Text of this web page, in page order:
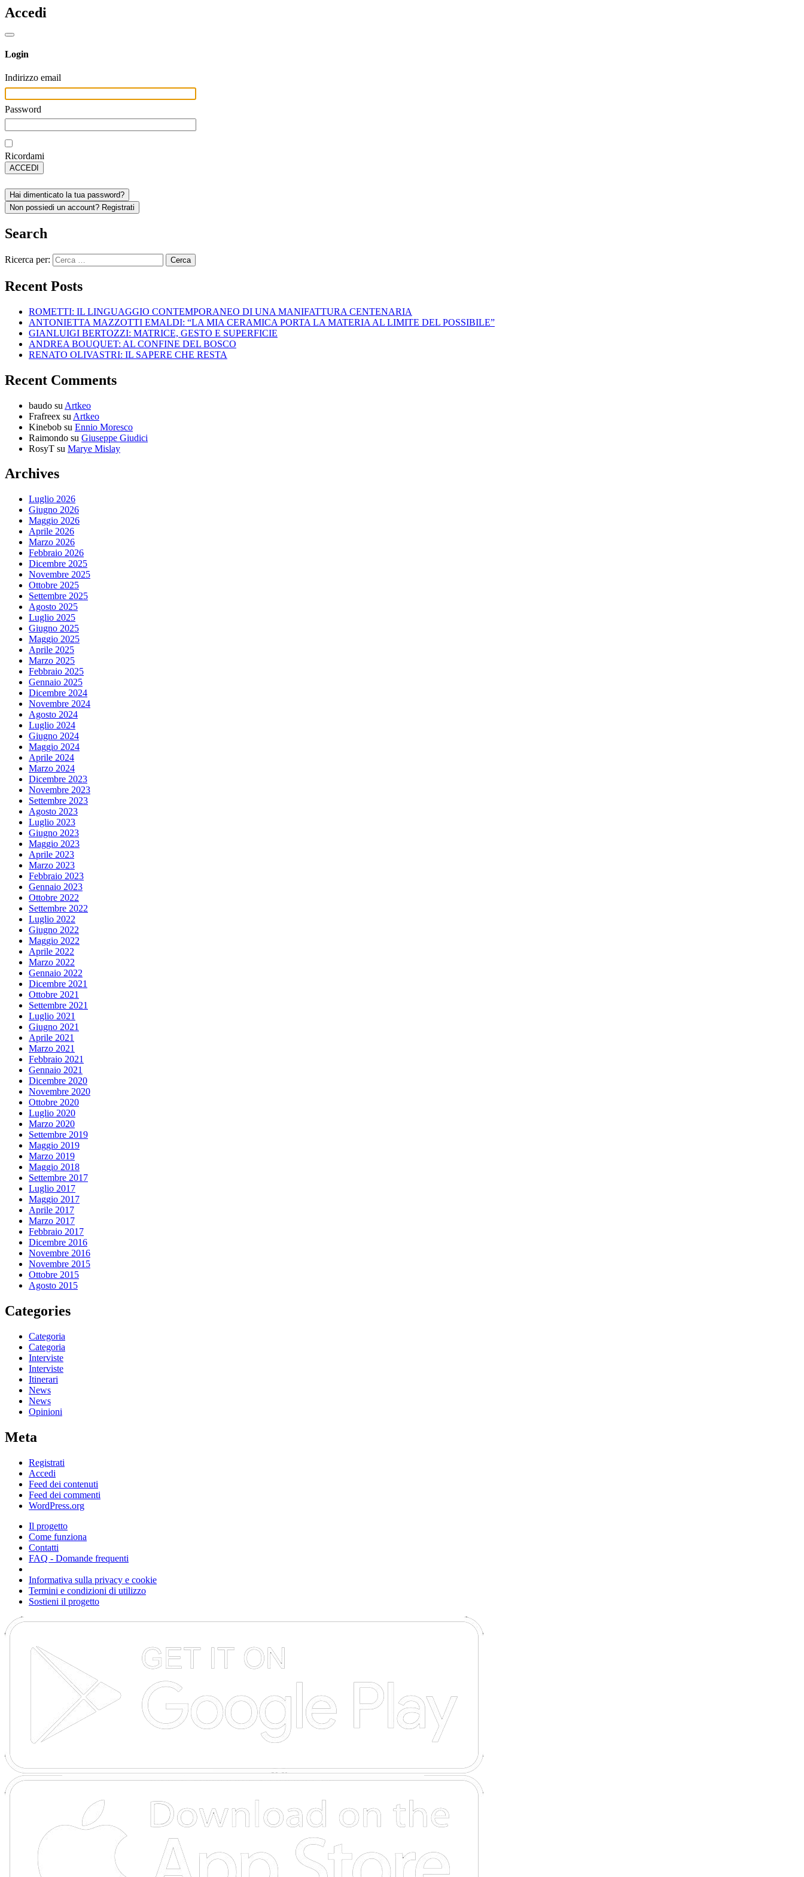
Accedi
Login
Indirizzo email
Password
Ricordami
ACCEDI
Hai dimenticato la tua password?
Non possiedi un account? Registrati
Search
Ricerca per:
Recent Posts
ROMETTI: IL LINGUAGGIO CONTEMPORANEO DI UNA MANIFATTURA CENTENARIA
ANTONIETTA MAZZOTTI EMALDI: “LA MIA CERAMICA PORTA LA MATERIA AL LIMITE DEL POSSIBILE”
GIANLUIGI BERTOZZI: MATRICE, GESTO E SUPERFICIE
ANDREA BOUQUET: AL CONFINE DEL BOSCO
RENATO OLIVASTRI: IL SAPERE CHE RESTA
Recent Comments
baudo su Artkeo
Frafreex su Artkeo
Kinebob su Ennio Moresco
Raimondo su Giuseppe Giudici
RosyT su Marye Mislay
Archives
Luglio 2026
Giugno 2026
Maggio 2026
Aprile 2026
Marzo 2026
Febbraio 2026
Dicembre 2025
Novembre 2025
Ottobre 2025
Settembre 2025
Agosto 2025
Luglio 2025
Giugno 2025
Maggio 2025
Aprile 2025
Marzo 2025
Febbraio 2025
Gennaio 2025
Dicembre 2024
Novembre 2024
Agosto 2024
Luglio 2024
Giugno 2024
Maggio 2024
Aprile 2024
Marzo 2024
Dicembre 2023
Novembre 2023
Settembre 2023
Agosto 2023
Luglio 2023
Giugno 2023
Maggio 2023
Aprile 2023
Marzo 2023
Febbraio 2023
Gennaio 2023
Ottobre 2022
Settembre 2022
Luglio 2022
Giugno 2022
Maggio 2022
Aprile 2022
Marzo 2022
Gennaio 2022
Dicembre 2021
Ottobre 2021
Settembre 2021
Luglio 2021
Giugno 2021
Aprile 2021
Marzo 2021
Febbraio 2021
Gennaio 2021
Dicembre 2020
Novembre 2020
Ottobre 2020
Luglio 2020
Marzo 2020
Settembre 2019
Maggio 2019
Marzo 2019
Maggio 2018
Settembre 2017
Luglio 2017
Maggio 2017
Aprile 2017
Marzo 2017
Febbraio 2017
Dicembre 2016
Novembre 2016
Novembre 2015
Ottobre 2015
Agosto 2015
Categories
Categoria
Categoria
Interviste
Interviste
Itinerari
News
News
Opinioni
Meta
Registrati
Accedi
Feed dei contenuti
Feed dei commenti
WordPress.org
Il progetto
Come funziona
Contatti
FAQ - Domande frequenti
Informativa sulla privacy e cookie
Termini e condizioni di utilizzo
Sostieni il progetto